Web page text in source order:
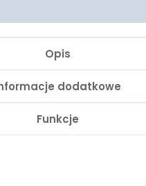
Opis
dodatkowe
Funkcje